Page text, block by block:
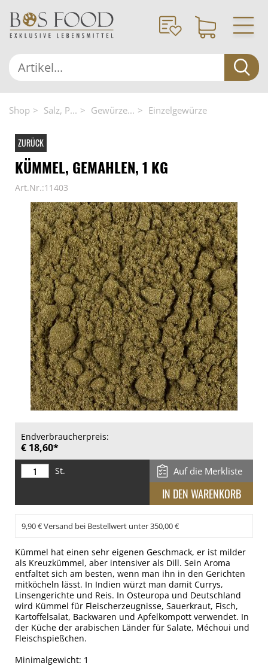
Shop Salz, P... Gewürze... Einzelgewürze
ZURÜCK
KÜMMEL, GEMAHLEN, 1 KG
Art.Nr.:11403
Endverbraucherpreis:
€ 18,60*
St. Auf die Merkliste
9,90 € Versand bei Bestellwert unter 350,00 €
Kümmel hat einen sehr eigenen Geschmack, er ist milder
als Kreuzkümmel, aber intensiver als Dill. Sein Aroma
entfaltet sich am besten, wenn man ihn in den Gerichten
mitköcheln lässt. In Indien würzt man damit Currys,
Linsengerichte und Reis. In Osteuropa und Deutschland
wird Kümmel für Fleischerzeugnisse, Sauerkraut, Fisch,
Kartoffelsalat, Backwaren und Apfelkompott verwendet. In
der Küche der arabischen Länder für Salate, Méchoui und
Fleischspießchen.
Minimalgewicht: 1